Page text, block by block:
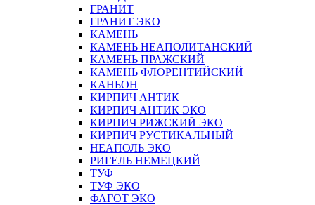
ГРАНИТ
ГРАНИТ ЭКО
КАМЕНЬ
КАМЕНЬ НЕАПОЛИТАНСКИЙ
КАМЕНЬ ПРАЖСКИЙ
КАМЕНЬ ФЛОРЕНТИЙСКИЙ
КАНЬОН
КИРПИЧ АНТИК
КИРПИЧ АНТИК ЭКО
КИРПИЧ РИЖСКИЙ ЭКО
КИРПИЧ РУСТИКАЛЬНЫЙ
НЕАПОЛЬ ЭКО
РИГЕЛЬ НЕМЕЦКИЙ
ТУФ
ТУФ ЭКО
ФАГОТ ЭКО